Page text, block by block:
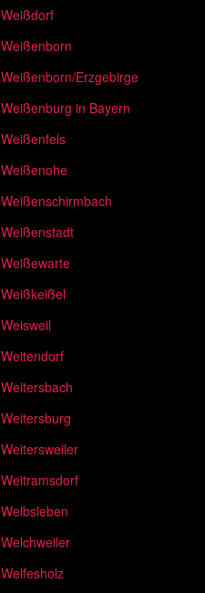
Weißdorf
Weißenborn
Weißenborn/Erzgebirge
Weißenburg in Bayern
Weißenfels
Weißenohe
Weißenschirmbach
Weißenstadt
Weißewarte
Weißkeißel
Weisweil
Weitendorf
Weitersbach
Weitersburg
Weitersweiler
Weitramsdorf
Welbsleben
Welchweiler
Welfesholz